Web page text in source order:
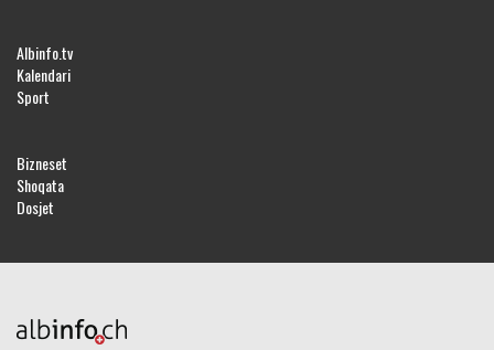
Albinfo.tv
Kalendari
Sport
Bizneset
Shoqata
Dosjet